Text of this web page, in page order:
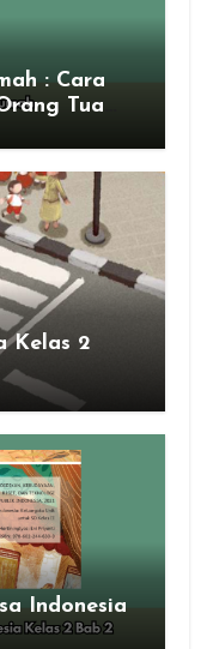
: Cara
Tua
Kelas 2
Indonesia